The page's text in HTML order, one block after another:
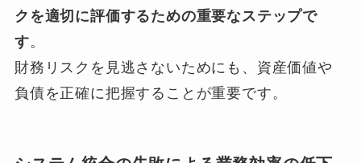
クを適切に評価するための重要なステップで
す。
財務リスクを見逃さないためにも、資産価値や
負債を正確に把握することが重要です。